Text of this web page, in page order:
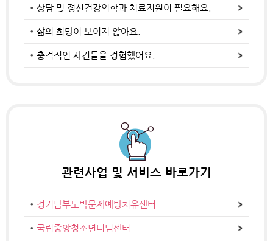
상담 및 정신건강의학과 치료지원이 필요해요.
삶의 희망이 보이지 않아요.
충격적인 사건들을 경험했어요.
관련사업 및 서비스 바로가기
경기남부도박문제예방치유센터
국립중앙청소년디딤센터